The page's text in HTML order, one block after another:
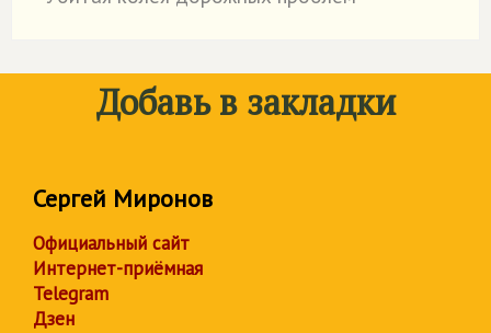
Добавь в закладки
Сергей Миронов
Официальный сайт
Интернет-приёмная
Telegram
Дзен